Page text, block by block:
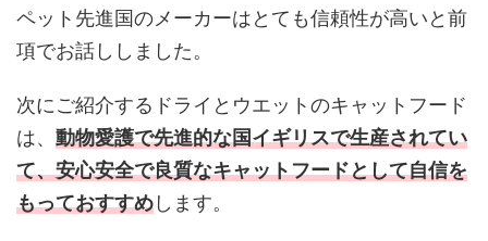
ペット先進国のメーカーはとても信頼性が高いと前
項でお話ししました。
次にご紹介するドライとウエットのキャットフード
は、 動物愛護で先進的な国イギリスで生産されてい
て、安心安全で良質なキャットフードとして自信を
もっておすすめします。